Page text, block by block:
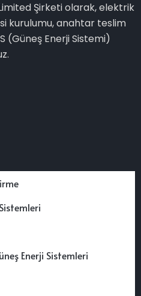
Şirketi olarak, elektrik
kurulumu, anahtar teslim
(Güneş Enerji Sistemi)
Enerji Sistemleri